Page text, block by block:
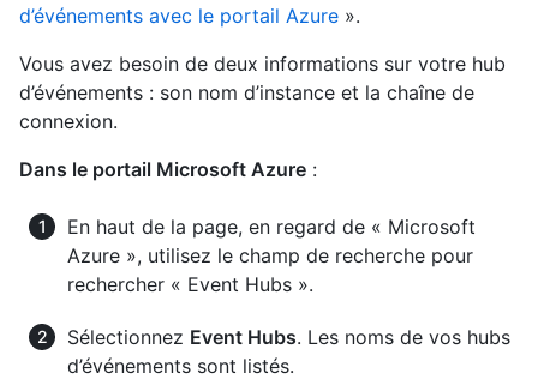
d’événements avec le portail Azure ».
Vous avez besoin de deux informations sur votre hub
d’événements : son nom d’instance et la chaîne de
connexion.
Dans le portail Microsoft Azure :
En haut de la page, en regard de « Microsoft
Azure », utilisez le champ de recherche pour
rechercher « Event Hubs ».
Sélectionnez Event Hubs. Les noms de vos hubs
d’événements sont listés.